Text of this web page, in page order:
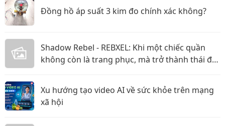
Đồng hồ áp suất 3 kim đo chính xác không?
Shadow Rebel - REBXEL: Khi một chiếc quần
không còn là trang phục, mà trở thành thái độ
Xu hướng tạo video AI về sức khỏe trên mạng
xã hội